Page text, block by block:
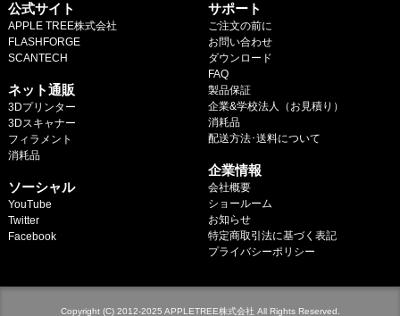
公式サイト
APPLE TREE株式会社
FLASHFORGE
SCANTECH
ネット通販
3Dプリンター
3Dスキャナー
フィラメント
消耗品
ソーシャル
YouTube
Twitter
Facebook
サポート
ご注文の前に
お問い合わせ
ダウンロード
FAQ
製品保証
企業&学校法人（お見積り）
消耗品
配送方法･送料について
企業情報
会社概要
ショールーム
お知らせ
特定商取引法に基づく表記
プライバシーポリシー
Copyright (C) 2012-2025 APPLETREE株式会社 All Rights Reserved.